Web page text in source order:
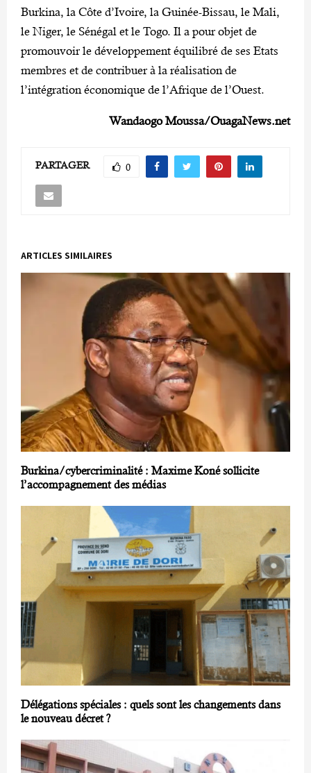
Burkina, la Côte d’Ivoire, la Guinée-Bissau, le Mali,
le Niger, le Sénégal et le Togo. Il a pour objet de
promouvoir le développement équilibré de ses Etats
membres et de contribuer à la réalisation de
l’intégration économique de l’Afrique de l’Ouest.
Wandaogo Moussa/OuagaNews.net
PARTAGER 0
ARTICLES SIMILAIRES
Burkina/cybercriminalité : Maxime Koné sollicite
l’accompagnement des médias
Délégations spéciales : quels sont les changements dans
le nouveau décret ?